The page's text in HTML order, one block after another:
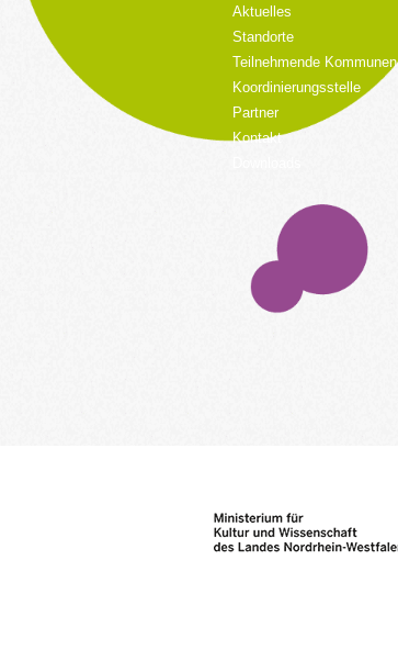
Aktuelles
Standorte
Teilnehmende Kommunen
Koordinierungsstelle
Partner
Kontakt